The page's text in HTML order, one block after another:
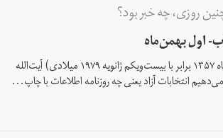
روزی، چه خبر بود؟
اول بهمن‌ماه
*/ (یکشنبه اول بهمن‌ماه ۱۳۵۷ برابر با بیست‌ویکم ژانویه ۱۹۷۹ میلادی) آیت‌الله
انتخابات آزاد یعنی چه روزنامه اطلاعات با چاپ...